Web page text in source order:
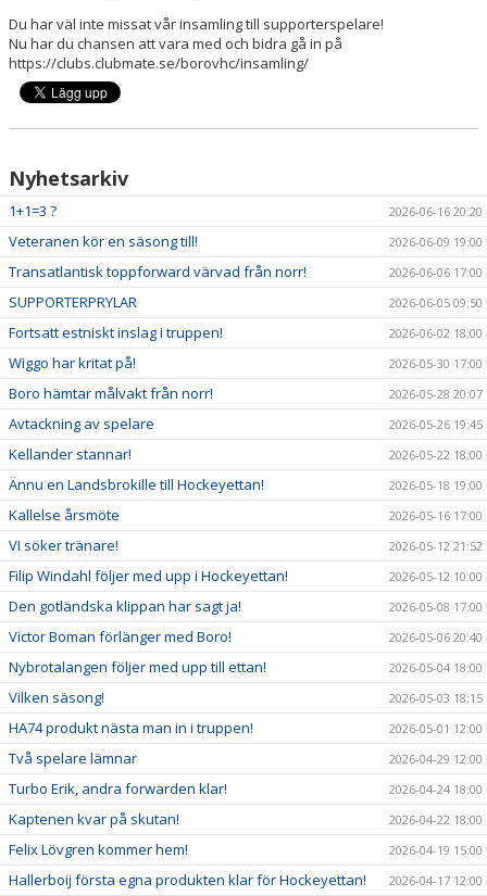
Du har väl inte missat vår insamling till supporterspelare!
Nu har du chansen att vara med och bidra gå in på
https://clubs.clubmate.se/borovhc/insamling/
Nyhetsarkiv
1+1=3 ? 2026-06-16 20:20
Veteranen kör en säsong till! 2026-06-09 19:00
Transatlantisk toppforward värvad från norr! 2026-06-06 17:00
SUPPORTERPRYLAR 2026-06-05 09:50
Fortsatt estniskt inslag i truppen! 2026-06-02 18:00
Wiggo har kritat på! 2026-05-30 17:00
Boro hämtar målvakt från norr! 2026-05-28 20:07
Avtackning av spelare 2026-05-26 19:45
Kellander stannar! 2026-05-22 18:00
Ännu en Landsbrokille till Hockeyettan! 2026-05-18 19:00
Kallelse årsmöte 2026-05-16 17:00
VI söker tränare! 2026-05-12 21:52
Filip Windahl följer med upp i Hockeyettan! 2026-05-12 10:00
Den gotländska klippan har sagt ja! 2026-05-08 17:00
Victor Boman förlänger med Boro! 2026-05-06 20:40
Nybrotalangen följer med upp till ettan! 2026-05-04 18:00
Vilken säsong! 2026-05-03 18:15
HA74 produkt nästa man in i truppen! 2026-05-01 12:00
Två spelare lämnar 2026-04-29 12:00
Turbo Erik, andra forwarden klar! 2026-04-24 18:00
Kaptenen kvar på skutan! 2026-04-22 18:00
Felix Lövgren kommer hem! 2026-04-19 15:00
Hallerboij första egna produkten klar för Hockeyettan! 2026-04-17 12:00